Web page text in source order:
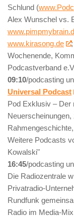
Schlund (
Alex Wunschel vs.
www.kirasong.de
Wochenende,
Podcastverband
09:10/podcasting
Universal Podcast
Pod Exklusiv – Der
Weitere Podcasts
Kowalski"
16:45/podcasting
Die Radiozentrale
Privatradio-
Rundfunk
Radio im Media-